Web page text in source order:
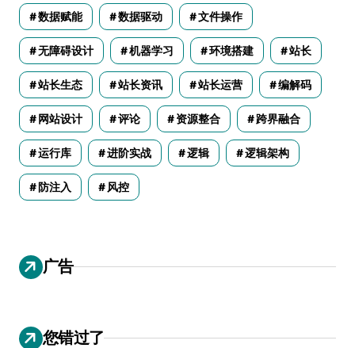
数据赋能 数据驱动 文件操作
无障碍设计 机器学习 环境搭建 站长
站长生态 站长资讯 站长运营 编解码
网站设计 评论 资源整合 跨界融合
运行库 进阶实战 逻辑 逻辑架构
防注入 风控
广告
您错过了